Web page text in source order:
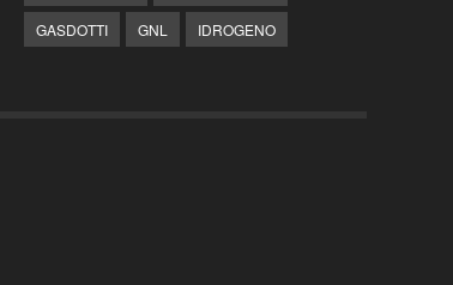
GASDOTTI
GNL IDROGENO